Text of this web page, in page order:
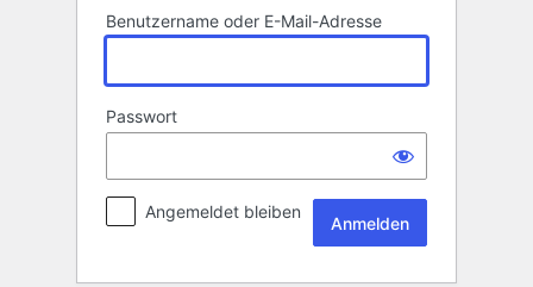
Benutzername oder E-Mail-Adresse
Passwort
Angemeldet bleiben